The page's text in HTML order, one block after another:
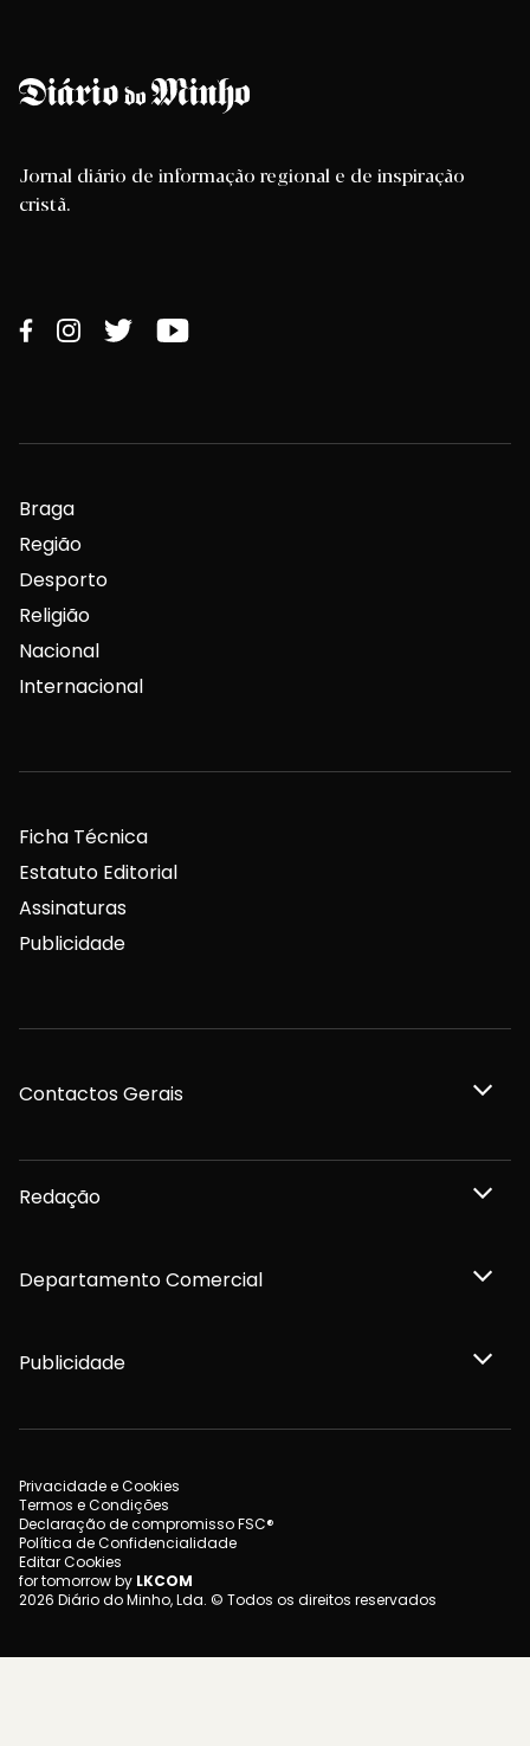
Jornal diário de informação regional e de inspiração
cristã.
Braga
Região
Desporto
Religião
Nacional
Internacional
Ficha Técnica
Estatuto Editorial
Assinaturas
Publicidade
Contactos Gerais
Redação
Departamento Comercial
Publicidade
Privacidade e Cookies
Termos e Condições
Declaração de compromisso FSC®
Política de Confidencialidade
Editar Cookies
for tomorrow by LKCOM
2026 Diário do Minho, Lda. © Todos os direitos reservados